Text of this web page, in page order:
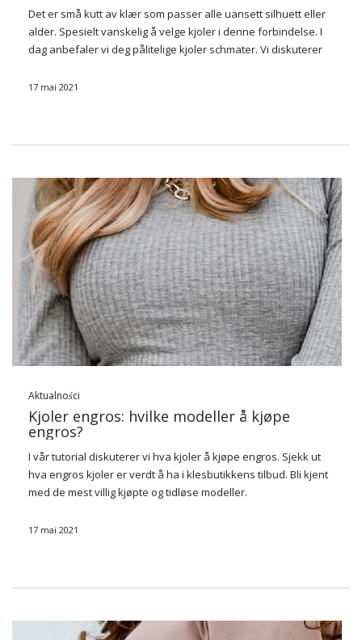
Det er små kutt av klær som passer alle uansett silhuett eller
alder. Spesielt vanskelig å velge kjoler i denne forbindelse. I
dag anbefaler vi deg pålitelige kjoler schmater. Vi diskuterer
…
17 mai 2021
Aktualności
Kjoler engros: hvilke modeller å kjøpe
engros?
I vår tutorial diskuterer vi hva kjoler å kjøpe engros. Sjekk ut
hva engros kjoler er verdt å ha i klesbutikkens tilbud. Bli kjent
med de mest villig kjøpte og tidløse modeller.
17 mai 2021